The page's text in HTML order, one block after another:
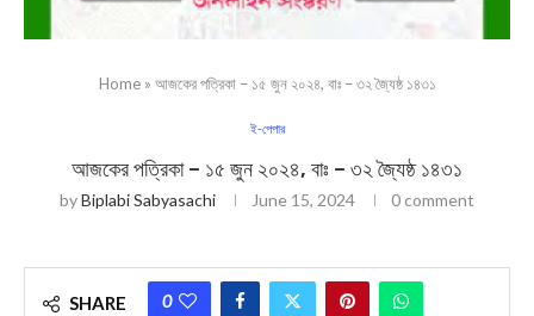
Home» আজকের পত্রিকা – ১৫ জুন ২০২৪, বাঃ – ৩২ জ্যৈষ্ঠ ১৪৩১
ই-পেপার
আজকের পত্রিকা – ১৫ জুন ২০২৪, বাঃ – ৩২ জ্যৈষ্ঠ ১৪৩১
byBiplabi Sabyasachi June 15, 2024 0 comment
SHARE 0